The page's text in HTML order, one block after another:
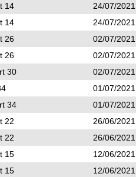
14
24/07/
14
24/07/
26
02/07/
26
02/07/
30
02/07/
01/07/
34
01/07/
22
26/06/
22
26/06/
15
12/06/
15
12/06/